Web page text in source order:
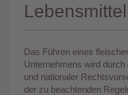
Das Führen eines
Unternehmens wird
und nationaler
der zu beachtenden